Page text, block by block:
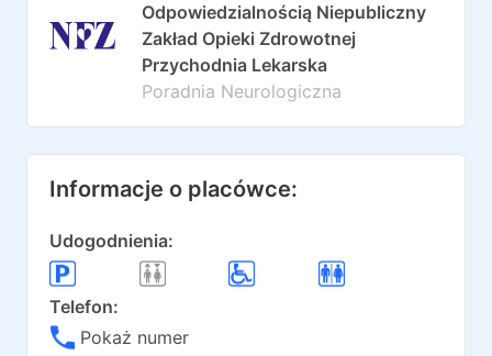
Odpowiedzialnością Niepubliczny
Zakład Opieki Zdrowotnej
Przychodnia Lekarska
Poradnia Neurologiczna
Informacje o placówce:
Udogodnienia:
Telefon:
Pokaż numer